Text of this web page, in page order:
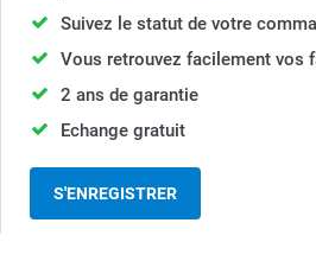
Suivez le statut de votre
Vous retrouvez facilement vos
2 ans de garantie
Echange gratuit
S'ENREGISTRER